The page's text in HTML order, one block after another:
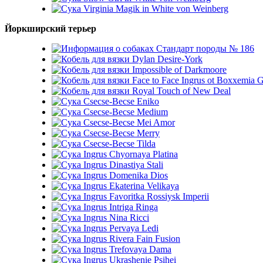
Virginia Magik in White von Weinberg
Йоркширский терьер
Стандарт породы № 186
Dylan Desire-York
Impossible of Darkmoore
Face to Face Ingrus ot Boxxemia
Royal Touch of New Deal
Csecse-Becse Eniko
Csecse-Becse Medium
Csecse-Becse Mei Amor
Csecse-Becse Merry
Csecse-Becse Tilda
Ingrus Chyornaya Platina
Ingrus Dinastiya Stali
Ingrus Domenika Dios
Ingrus Ekaterina Velikaya
Ingrus Favoritka Rossiysk Imperii
Ingrus Intriga Ringa
Ingrus Nina Ricci
Ingrus Pervaya Ledi
Ingrus Rivera Fain Fusion
Ingrus Trefovaya Dama
Ingrus Ukrashenie Psihei